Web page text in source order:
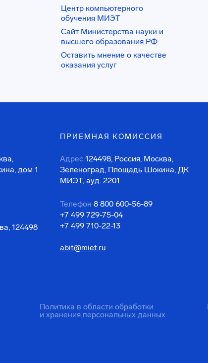
Центр компьютерного
обучения МИЭТ
Сайт Министерства науки и
высшего образования РФ
Оставить мнение о качестве
оказания услуг
дом 1
124498
ПРИЕМНАЯ КОМИССИЯ
Адрес 124498, Россия, Москва,
Зеленоград, Площадь Шокина, ДК
МИЭТ, ауд. 2201
Телефон 8 800 600-56-89
+7 499 729-75-04
+7 499 710-22-13
abit@miet.ru
Политика в области обработки
и хранения персональных данных